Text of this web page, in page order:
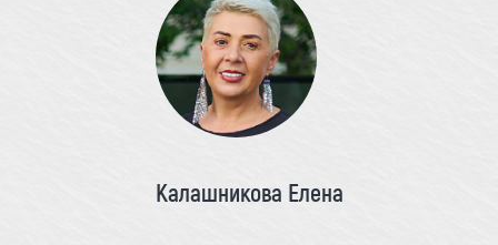
Калашникова Елена